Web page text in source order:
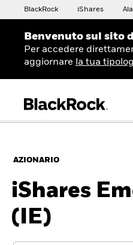
BlackRock iShares
Benvenuto sul sito
Per accedere
aggiornare
la tua
AZIONARIO
iShares
(IE)